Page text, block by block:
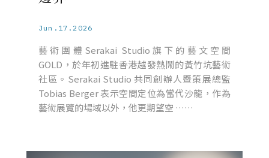
Jun.17.2026
藝術團體Serakai Studio旗下的藝文空間
GOLD，於年初進駐香港越發熱鬧的黃竹坑藝術
社區。Serakai Studio 共同創辦人暨策展總監
Tobias Berger 表示空間定位為當代沙龍，作為
藝術展覽的場域以外，他更期望空 ……